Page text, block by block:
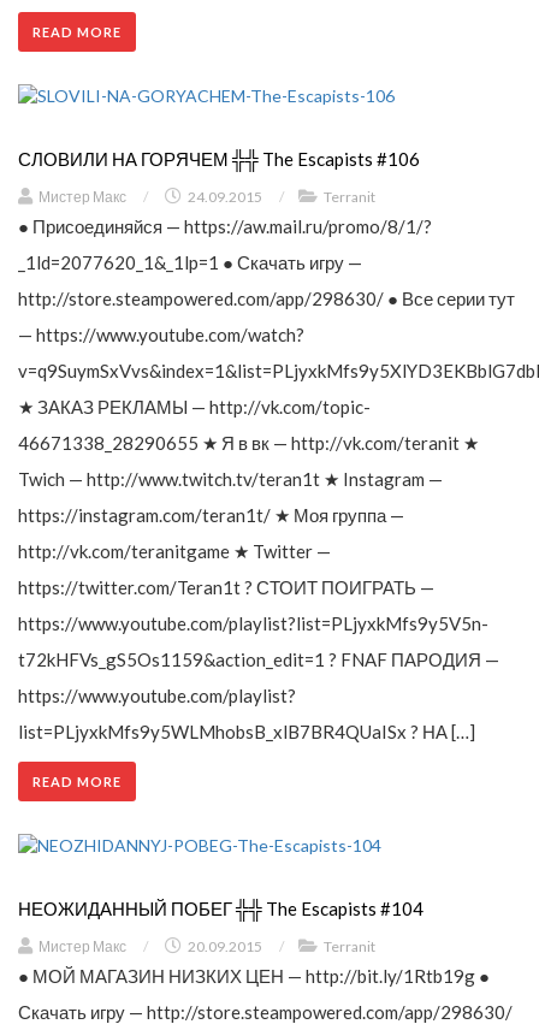
READ MORE
СЛОВИЛИ НА ГОРЯЧЕМ ╬╬ The Escapists #106
Мистер Макс / 24.09.2015 / Terranit
● Присоединяйся — https://aw.mail.ru/promo/8/1/?
_1ld=2077620_1&_1lp=1 ● Скачать игру —
http://store.steampowered.com/app/298630/ ● Все серии тут
— https://www.youtube.com/watch?
★ ЗАКАЗ РЕКЛАМЫ — http://vk.com/topic-
46671338_28290655 ★ Я в вк — http://vk.com/teranit ★
Twich — http://www.twitch.tv/teran1t ★ Instagram —
https://instagram.com/teran1t/ ★ Моя группа —
http://vk.com/teranitgame ★ Twitter —
https://twitter.com/Teran1t ? СТОИТ ПОИГРАТЬ —
https://www.youtube.com/playlist?list=PLjyxkMfs9y5V5n-
t72kHFVs_gS5Os1159&action_edit=1 ? FNAF ПАРОДИЯ —
https://www.youtube.com/playlist?
list=PLjyxkMfs9y5WLMhobsB_xlB7BR4QUaISx ? НА […]
READ MORE
НЕОЖИДАННЫЙ ПОБЕГ ╬╬ The Escapists #104
Мистер Макс / 20.09.2015 / Terranit
● МОЙ МАГАЗИН НИЗКИХ ЦЕН — http://bit.ly/1Rtb19g ●
Скачать игру — http://store.steampowered.com/app/298630/